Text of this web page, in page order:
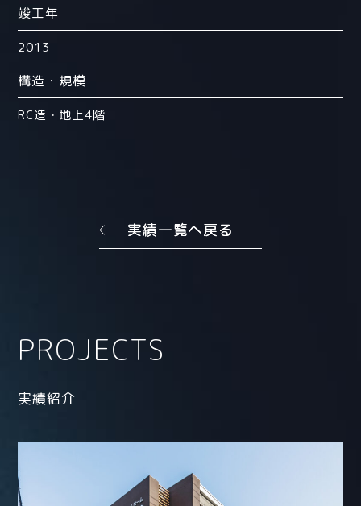
竣工年
2013
構造・規模
RC造・地上4階
実績一覧へ戻る
PROJECTS
実績紹介